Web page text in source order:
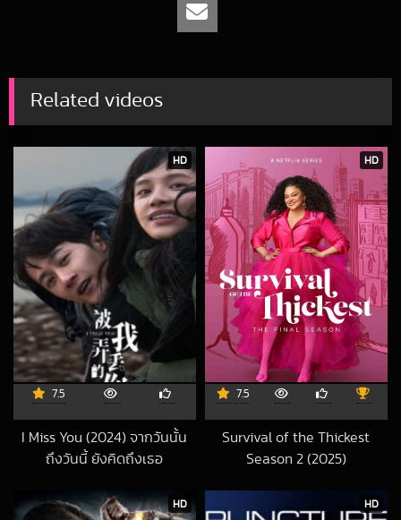
Related videos
HD
7.5
I Miss You (2024) จากวันนั้น
ถึงวันนี้ ยังคิดถึงเธอ
HD
7.5
Survival of the Thickest
Season 2 (2025)
HD HD